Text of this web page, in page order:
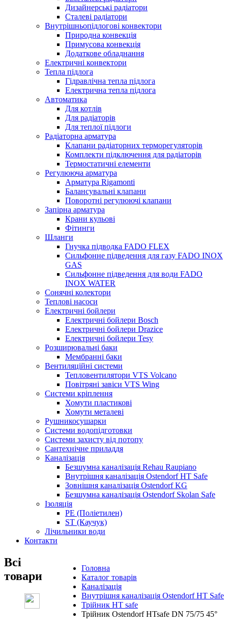
Дизайнерські радіатори
Сталеві радіатори
Внутрішньопідлогові конвектори
Природна конвекція
Примусова конвекція
Додаткове обладнання
Електричні конвектори
Тепла підлога
Гідравлічна тепла підлога
Електрична тепла підлога
Автоматика
Для котлів
Для радіаторів
Для теплої підлоги
Радіаторна арматура
Клапани радіаторних терморегуляторів
Комплекти підключення для радіаторів
Термостатичні елементи
Регулююча арматура
Арматура Rigamonti
Балансувальні клапани
Поворотні регулюючі клапани
Запірна арматура
Крани кульові
Фітинги
Шланги
Гнучка підводка FADO FLEX
Сильфонне підведення для газу FADO INOX
GAS
Сильфонне підведення для води FADO
INOX WATER
Сонячні колектори
Теплові насоси
Електричні бойлери
Електричні бойлери Bosch
Електричні бойлери Drazice
Електричні бойлери Tesy
Розширювальні баки
Мембранні баки
Вентиляційні системи
Тепловентилятори VTS Volcano
Повітряні завіси VTS Wing
Системи кріплення
Хомути пластикові
Хомути металеві
Рушникосушарки
Системи водопідготовки
Системи захисту від потопу
Сантехнічне приладдя
Каналізація
Безшумна каналізація Rehau Raupiano
Внутрішня каналізація Ostendorf HT Safe
Зовнішня каналізація Ostendorf KG
Безшумна каналізація Ostendorf Skolan Safe
Ізоляція
PE (Поліетилен)
ST (Каучук)
Лічильники води
Контакти
Головна
Каталог товарів
Каналізація
Внутрішня каналізація Ostendorf HT Safe
Трійник HT safe
Трійник Ostendorf HTsafe DN 75/75 45°
Всі
товари